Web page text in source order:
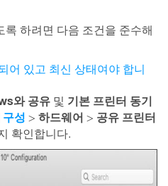
하려면 다음 조건을 준수해
어 있고 최신 상태여야 합니
와 공유 및 기본 프린터 동기
구성 > 하드웨어 > 공유 프린터
확인합니다.